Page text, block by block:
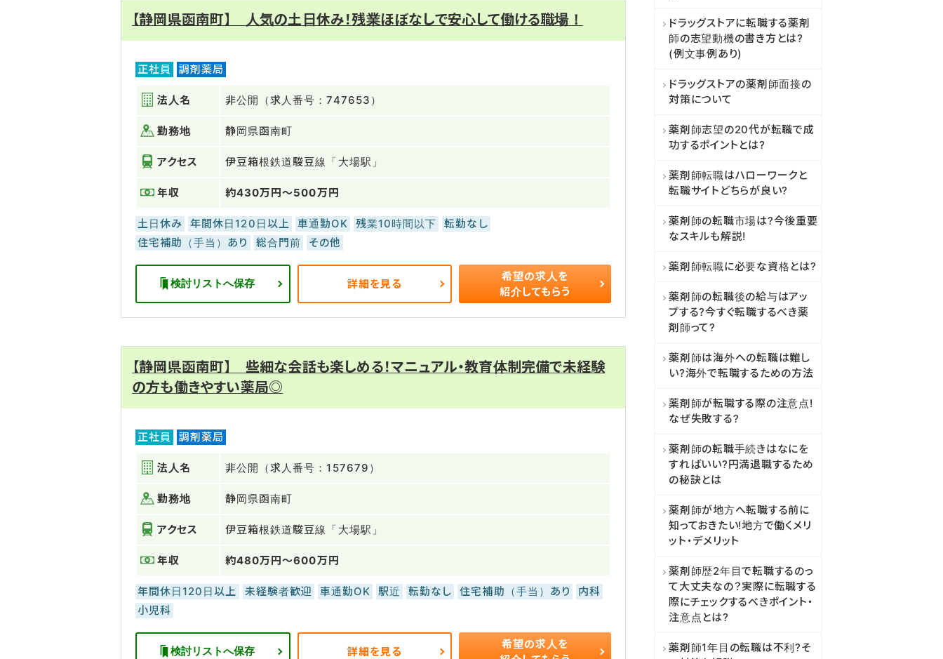
【静岡県函南町】 人気の土日休み！残業ほぼなしで安心して働ける職場！
正社員 調剤薬局
法人名 非公開（求人番号：747653）
勤務地 静岡県函南町
アクセス 伊豆箱根鉄道駿豆線「大場駅」
年収 約430万円～500万円
土日休み 年間休日120日以上 車通勤OK 残業10時間以下
転勤なし
住宅補助（手当）あり
総合門前 その他
検討リストへ保存 詳細を見る
希望の求人を
紹介してもらう
【静岡県函南町】 些細な会話も楽しめる！マニュアル・教育体制完備で未経験
の方も働きやすい薬局◎
正社員 調剤薬局
法人名 非公開（求人番号：157679）
勤務地 静岡県函南町
アクセス 伊豆箱根鉄道駿豆線「大場駅」
年収 約480万円～600万円
年間休日120日以上 未経験者歓迎 車通勤OK 駅近 転勤なし 住宅補助（手当）あり
内科
小児科
検討リストへ保存 詳細を見る
希望の求人を
ドラッグストアに転職する薬剤
師の志望動機の書き方とは?
(例文事例あり)
ドラッグストアの薬剤師面接の
対策について
薬剤師志望の20代が転職で成
功するポイントとは?
薬剤師転職はハローワークと
転職サイトどちらが良い?
薬剤師の転職市場は?今後重要
なスキルも解説!
薬剤師転職に必要な資格とは?
薬剤師の転職後の給与はアッ
プする?今すぐ転職するべき薬
剤師って?
薬剤師は海外への転職は難し
い?海外で転職するための方法
薬剤師が転職する際の注意点!
なぜ失敗する?
薬剤師の転職手続きはなにを
すればいい?円満退職するため
の秘訣とは
薬剤師が地方へ転職する前に
知っておきたい!地方で働くメリ
ット・デメリット
薬剤師歴2年目で転職するのっ
て大丈夫なの？実際に転職する
際にチェックするべきポイント・
注意点とは?
薬剤師1年目の転職は不利?そ